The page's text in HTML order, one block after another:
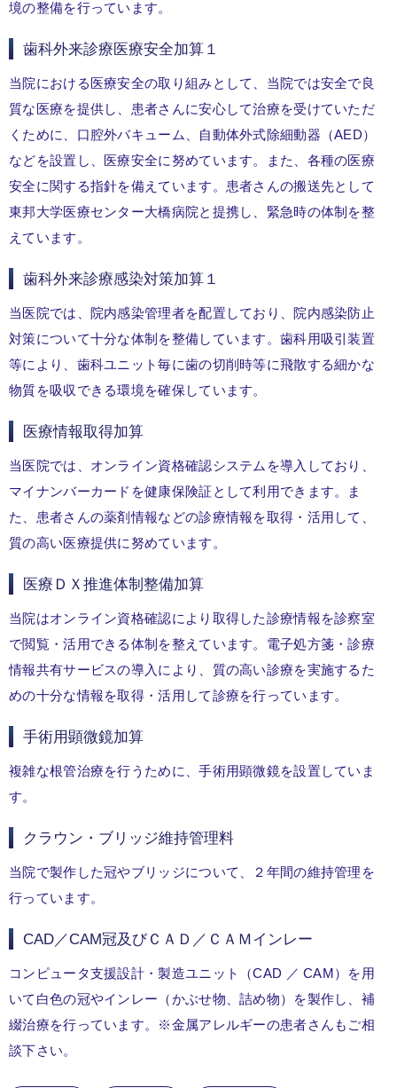
境の整備を行っています。
歯科外来診療医療安全加算１
当院における医療安全の取り組みとして、当院では安全で良
質な医療を提供し、患者さんに安心して治療を受けていただ
くために、口腔外バキューム、自動体外式除細動器（AED）
などを設置し、医療安全に努めています。また、各種の医療
安全に関する指針を備えています。患者さんの搬送先として
東邦大学医療センター大橋病院と提携し、緊急時の体制を整
えています。
歯科外来診療感染対策加算１
当医院では、院内感染管理者を配置しており、院内感染防止
対策について十分な体制を整備しています。歯科用吸引装置
等により、歯科ユニット毎に歯の切削時等に飛散する細かな
物質を吸収できる環境を確保しています。
医療情報取得加算
当医院では、オンライン資格確認システムを導入しており、
マイナンバーカードを健康保険証として利用できます。ま
た、患者さんの薬剤情報などの診療情報を取得・活用して、
質の高い医療提供に努めています。
医療ＤＸ推進体制整備加算
当院はオンライン資格確認により取得した診療情報を診察室
で閲覧・活用できる体制を整えています。電子処方箋・診療
情報共有サービスの導入により、質の高い診療を実施するた
めの十分な情報を取得・活用して診療を行っています。
手術用顕微鏡加算
複雑な根管治療を行うために、手術用顕微鏡を設置していま
す。
クラウン・ブリッジ維持管理料
当院で製作した冠やブリッジについて、２年間の維持管理を
行っています。
CAD／CAM冠及びＣＡＤ／ＣＡＭインレー
コンピュータ支援設計・製造ユニット（CAD ／ CAM）を用
いて白色の冠やインレー（かぶせ物、詰め物）を製作し、補
綴治療を行っています。※金属アレルギーの患者さんもご相
談下さい。